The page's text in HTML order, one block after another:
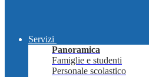
Servizi
Panoramica
Famiglie e studenti
Personale scolastico